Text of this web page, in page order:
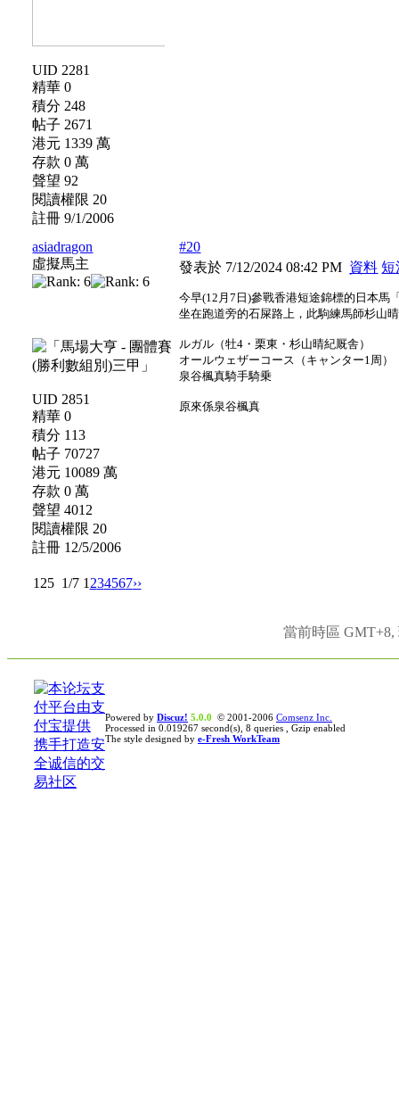
UID 2281
精華 0
積分 248
帖子 2671
港元 1339 萬
存款 0 萬
聲望 92
閱讀權限 20
註冊 9/1/2006
asiadragon
虛擬馬主
UID 2851
精華 0
積分 113
帖子 70727
港元 10089 萬
存款 0 萬
聲望 4012
閱讀權限 20
註冊 12/5/2006
#20
發表於 7/12/2024 08:42 PM 資料 短
今早(12月7日)參戰香港短途錦標的日本馬
坐在跑道旁的石屎路上，此駒練馬師杉山
ルガル（牡4・栗東・杉山晴紀厩舎）
オールウェザーコース（キャンター1周）
泉谷楓真騎手騎乗
原來係泉谷楓真
125 1/7 1 234567››
當前時區 GMT+8,
Powered by Discuz! 5.0.0 © 2001-2006 Comsenz Inc.
Processed in 0.019267 second(s), 8 queries , Gzip enabled
The style designed by e-Fresh WorkTeam